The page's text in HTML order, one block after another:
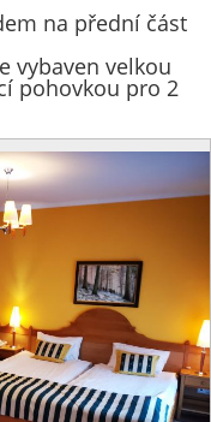
na přední část
vybaven velkou
pohovkou pro 2